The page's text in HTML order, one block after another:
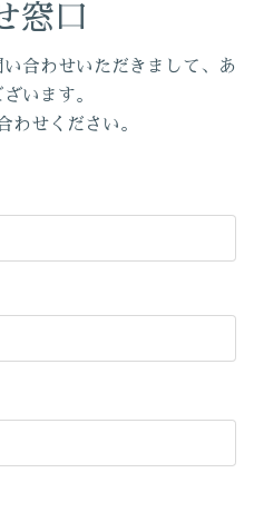
窓口
合わせいただきまして、あ
います。
わせください。